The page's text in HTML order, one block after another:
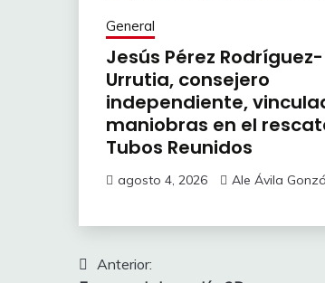
General
Jesús Pérez Rodríguez-
Urrutia, consejero
independiente,
maniobras en el
Tubos Reunidos
agosto 4, 2026 Ale Ávila
Navegación
Anterior: